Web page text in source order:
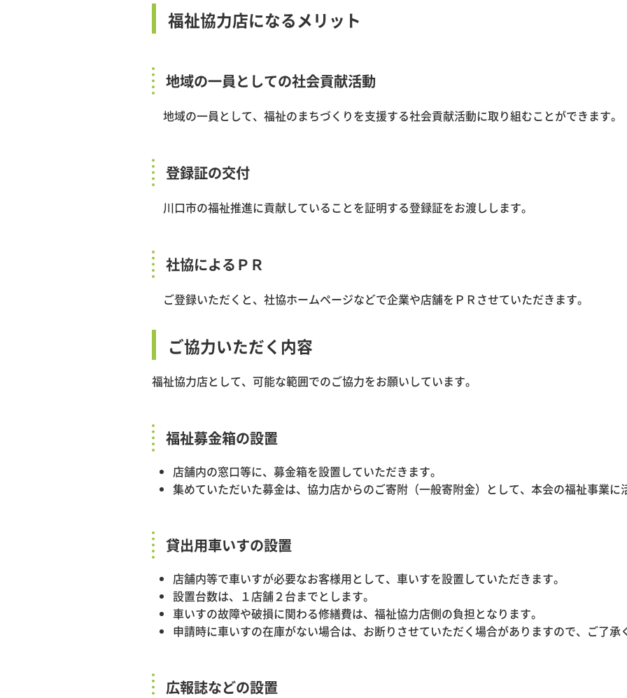
福祉協力店になるメリット
地域の一員としての社会貢献活動
地域の一員として、福祉のまちづくりを支援する社会貢献活動に取り組むことができます。
登録証の交付
川口市の福祉推進に貢献していることを証明する登録証をお渡しします。
社協によるＰＲ
ご登録いただくと、社協ホームページなどで企業や店舗をＰＲさせていただきます。
ご協力いただく内容
福祉協力店として、可能な範囲でのご協力をお願いしています。
福祉募金箱の設置
店舗内の窓口等に、募金箱を設置していただきます。
集めていただいた募金は、協力店からのご寄附（一般寄附金）として、本会の福祉事業に
貸出用車いすの設置
店舗内等で車いすが必要なお客様用として、車いすを設置していただきます。
設置台数は、１店舗２台までとします。
車いすの故障や破損に関わる修繕費は、福祉協力店側の負担となります。
申請時に車いすの在庫がない場合は、お断りさせていただく場合がありますので、ご了承
広報誌などの設置